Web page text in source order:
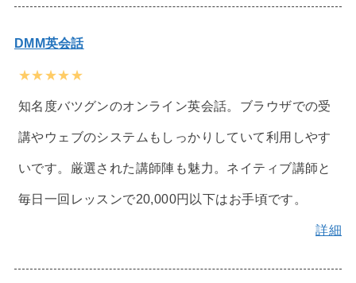
DMM英会話
★★★★★
知名度バツグンのオンライン英会話。ブラウザでの受
講やウェブのシステムもしっかりしていて利用しやす
いです。厳選された講師陣も魅力。ネイティブ講師と
毎日一回レッスンで20,000円以下はお手頃です。
詳細